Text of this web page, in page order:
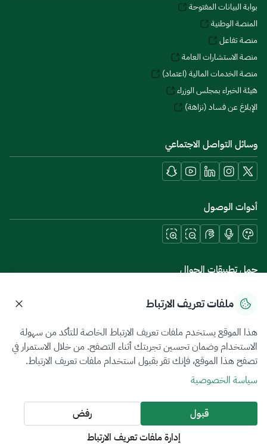
بوابة البيانات المفتوحة
المنصة الوطنية
منصة تفاعل
منصة الاستشارات العامة
منصة الخدمات المالية (اعتماد)
هيئة الخبراء بمجلس الوزراء
الإبلاغ عن فساد (نزاهة)
وسائل التواصل الاجتماعي
أدوات الوصول
حمل تطبيقات الجوال
سياسة الخصوصيةشروط الاستخدامخريطة الموقع
جميع الحقوق محفوظة 2026 © ZATCA.GOV.SA
تم تطويره وصيانته بواسطة هيئة الزكاة والضريبة والجمارك
آخر تحديث للموقع في
ملفات تعريف الارتباط
هذا الموقع يستخدم ملفات تعريف الارتباط الخاصة للتأكد من سهولة
الاستخدام وضمان تحسين تجربتك أثناء التصفح. من خلال الاستمرار في
تصفح هذا الموقع، فإنك تقر بقبول استخدام ملفات تعريف الارتباط.
سياسة الخصوصية
قبول
رفض
إدارة ملفات تعريف الارتباط